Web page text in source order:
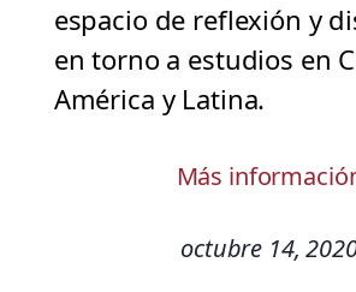
espacio de reflexión y
en torno a estudios en
América y Latina.
Más
octubre 14,